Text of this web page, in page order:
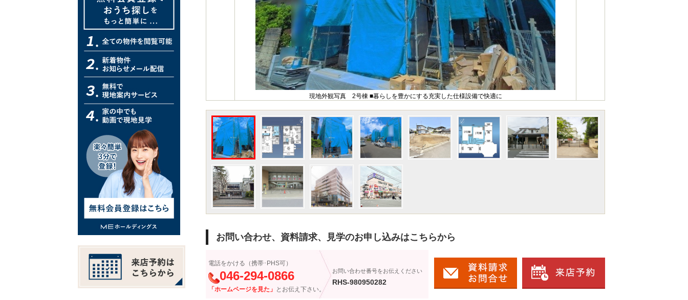
現地外観写真 2号棟 ■暮らしを豊かにする充実した仕様設備で快適に
お問い合わせ、資料請求、見学のお申し込みはこちらから
電話をかける（携帯･PHS可）
046-294-0866
「ホームページを見た」 とお伝え下さい。
お問い合わせ番号をお伝えください
RHS-980950282